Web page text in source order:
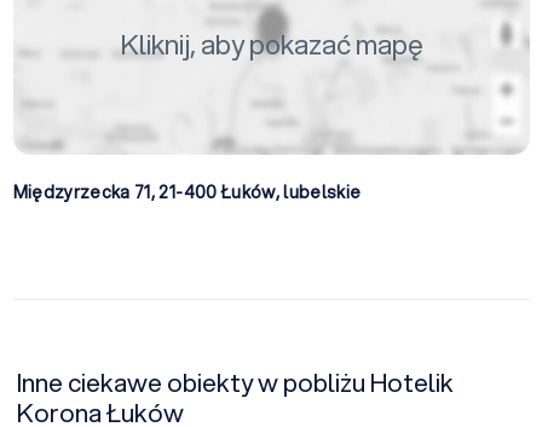
Kliknij, aby pokazać mapę
Międzyrzecka 71, 21-400Łuków,lubelskie
Inne ciekawe obiekty w pobliżu Hotelik
Korona Łuków